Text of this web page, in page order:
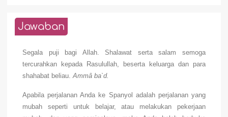
Jawaban
Segala puji bagi Allah. Shalawat serta salam semoga
tercurahkan kepada Rasulullah, beserta keluarga dan para
shahabat beliau.Ammâ ba`d.
Apabila perjalanan Anda ke Spanyol adalah perjalanan yang
mubah seperti untuk belajar, atau melakukan pekerjaan